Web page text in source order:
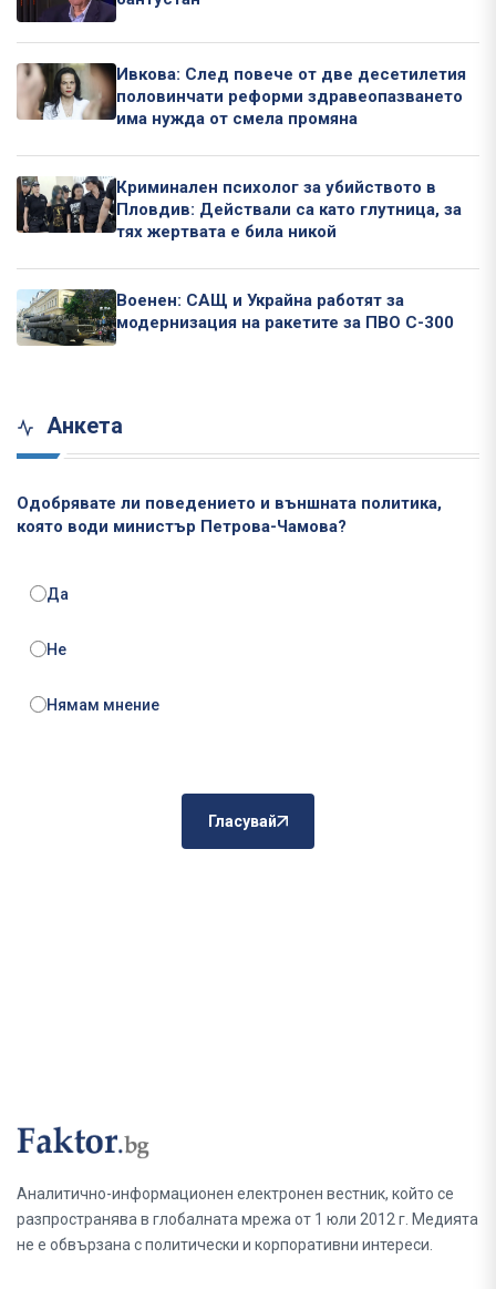
Ивкова: След повече от две десетилетия
половинчати реформи здравеопазването
има нужда от смела промяна
Криминален психолог за убийството в
Пловдив: Действали са като глутница, за
тях жертвата е била никой
Военен: САЩ и Украйна работят за
модернизация на ракетите за ПВО С-300
Анкета
Одобрявате ли поведението и външната политика,
която води министър Петрова-Чамова?
Да
Не
Нямам мнение
Гласувай
Аналитично-информационен електронен вестник, който се
разпространява в глобалната мрежа от 1 юли 2012 г. Медията
не е обвързана с политически и корпоративни интереси.